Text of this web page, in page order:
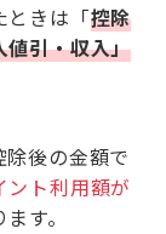
ときは「控除
値引・収入」
後の金額で
ント利用額が
す。